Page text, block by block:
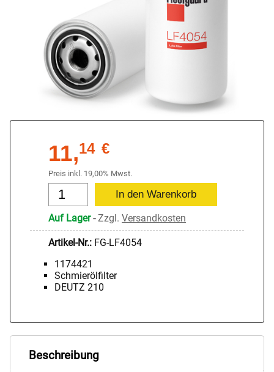
11,14 €
Preis inkl. 19,00% Mwst.
Auf Lager-Zzgl. Versandkosten
Artikel-Nr.: FG-LF4054
1174421
Schmierölfilter
DEUTZ 210
Beschreibung